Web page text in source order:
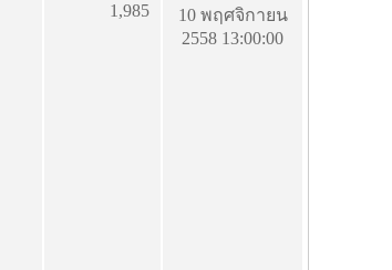
1,985
10 พฤศจิกายน
2558 13:00:00